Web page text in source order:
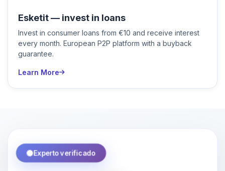
Esketit — invest in loans
Invest in consumer loans from €10 and receive interest
every month. European P2P platform with a buyback
guarantee.
Learn More
Experto verificado